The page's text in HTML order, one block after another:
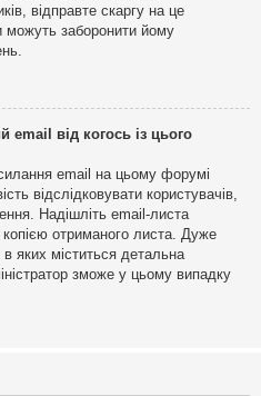
відправте скаргу на це
можуть заборонити йому
від когось із цього
email на цьому форумі
відслідковувати користувачів,
Надішліть email-листа
отриманого листа. Дуже
яких міститься детальна
зможе у цьому випадку